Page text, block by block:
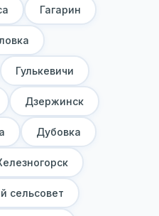
Гагарин
Гулькевичи
Дзержинск
Дубовка
сельсовет